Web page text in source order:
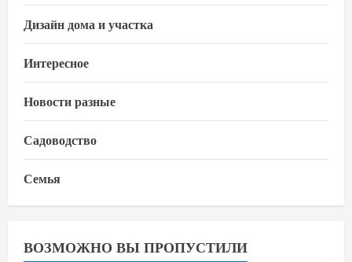
Дизайн дома и участка
Интересное
Новости разные
Садоводство
Семья
ВОЗМОЖНО ВЫ ПРОПУСТИЛИ